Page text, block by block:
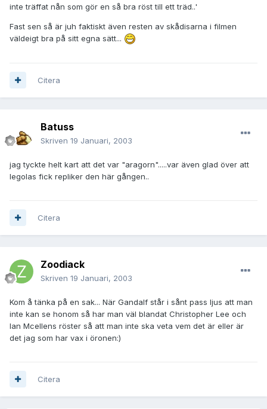
inte träffat nån som gör en så bra röst till ett träd..'
Fast sen så är juh faktiskt även resten av skådisarna i filmen
väldeigt bra på sitt egna sätt...
Citera
Batuss
Skriven 19 Januari, 2003
jag tyckte helt kart att det var "aragorn".....var även glad över att
legolas fick repliker den här gången..
Citera
Zoodiack
Skriven 19 Januari, 2003
Kom å tänka på en sak... När Gandalf står i sånt pass ljus att man
inte kan se honom så har man väl blandat Christopher Lee och
Ian Mcellens röster så att man inte ska veta vem det är eller är
det jag som har vax i öronen:)
Citera